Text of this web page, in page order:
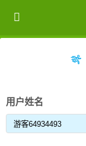
用户姓名